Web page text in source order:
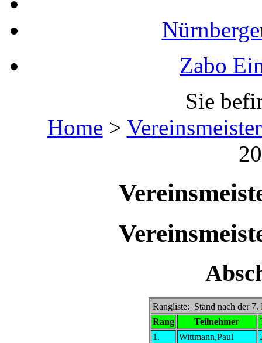
Zabo
Sie
Home >
Rangliste: Stand nach der
Rang
Teilnehmer
1.
Wittmann,Paul